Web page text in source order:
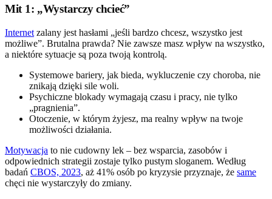
Mit 1: „Wystarczy chcieć”
Internet zalany jest hasłami „jeśli bardzo chcesz, wszystko jest
możliwe”. Brutalna prawda? Nie zawsze masz wpływ na wszystko,
a niektóre sytuacje są poza twoją kontrolą.
Systemowe bariery, jak bieda, wykluczenie czy choroba, nie
znikają dzięki sile woli.
Psychiczne blokady wymagają czasu i pracy, nie tylko
„pragnienia”.
Otoczenie, w którym żyjesz, ma realny wpływ na twoje
możliwości działania.
Motywacja to nie cudowny lek – bez wsparcia, zasobów i
odpowiednich strategii zostaje tylko pustym sloganem. Według
badań CBOS, 2023, aż 41% osób po kryzysie przyznaje, że same
chęci nie wystarczyły do zmiany.